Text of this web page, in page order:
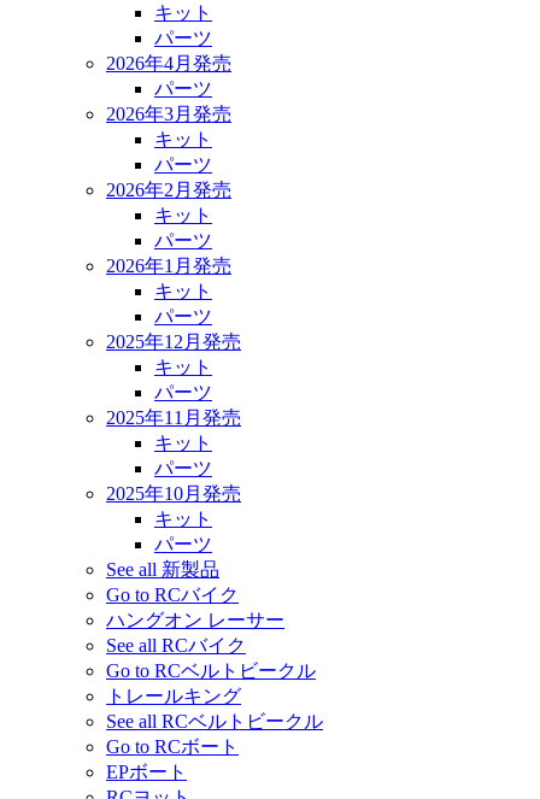
キット
パーツ
2026年4月発売
パーツ
2026年3月発売
キット
パーツ
2026年2月発売
キット
パーツ
2026年1月発売
キット
パーツ
2025年12月発売
キット
パーツ
2025年11月発売
キット
パーツ
2025年10月発売
キット
パーツ
See all 新製品
Go to RCバイク
ハングオン レーサー
See all RCバイク
Go to RCベルトビークル
トレールキング
See all RCベルトビークル
Go to RCボート
EPボート